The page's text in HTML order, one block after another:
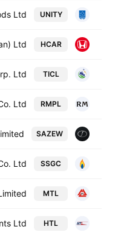
UNITY
Ltd
HCAR
Ltd.
TICL
Ltd.
RMPL
Ltd.
SAZEW
SSGC
Ltd.
MTL
HTL
Ltd.